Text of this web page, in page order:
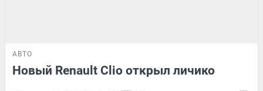
АВТО
Новый Renault Clio открыл личико